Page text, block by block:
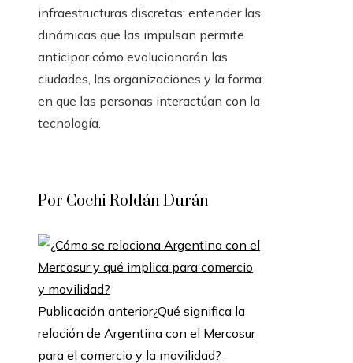
infraestructuras discretas; entender las
dinámicas que las impulsan permite
anticipar cómo evolucionarán las
ciudades, las organizaciones y la forma
en que las personas interactúan con la
tecnología.
Por Cochi Roldán Durán
Publicación anterior¿Qué significa la
relación de Argentina con el Mercosur
para el comercio y la movilidad?